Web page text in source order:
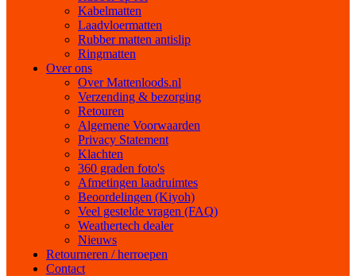
Kabelmatten
Laadvloermatten
Rubber matten antislip
Ringmatten
Over ons
Over Mattenloods.nl
Verzending & bezorging
Retouren
Algemene Voorwaarden
Privacy Statement
Klachten
360 graden foto's
Afmetingen laadruimtes
Beoordelingen (Kiyoh)
Veel gestelde vragen (FAQ)
Weathertech dealer
Nieuws
Retourneren / herroepen
Contact